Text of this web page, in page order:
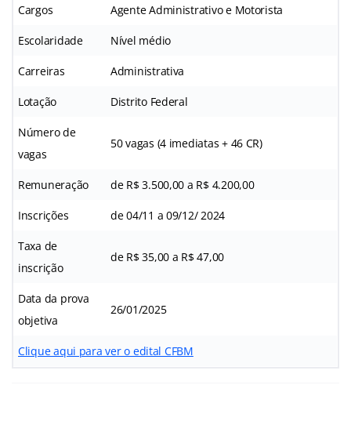
Cargos Agente Administrativo e Motorista
Escolaridade Nível médio
Carreiras Administrativa
Lotação Distrito Federal
Número de
vagas
50 vagas (4 imediatas + 46 CR)
Remuneração de R$ 3.500,00 a R$ 4.200,00
Inscrições de 04/11 a 09/12/ 2024
Taxa de
inscrição
de R$ 35,00 a R$ 47,00
Data da prova
objetiva
26/01/2025
Clique aqui para ver o edital CFBM